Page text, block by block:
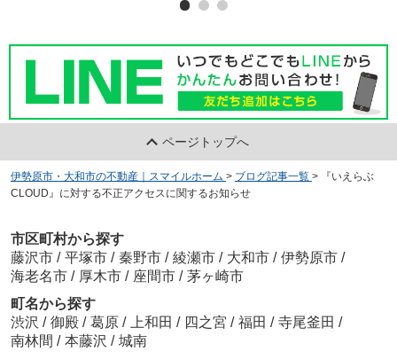
ページトップへ
伊勢原市・大和市の不動産｜スマイルホーム > ブログ記事一覧 >
『いえらぶ
CLOUD』に対する不正アクセスに関するお知らせ
市区町村から探す
藤沢市 / 平塚市 / 秦野市 / 綾瀬市 / 大和市 / 伊勢原市 /
海老名市 / 厚木市 / 座間市 / 茅ヶ崎市
町名から探す
渋沢 / 御殿 / 葛原 / 上和田 / 四之宮 / 福田 / 寺尾釜田 /
南林間 / 本藤沢 / 城南